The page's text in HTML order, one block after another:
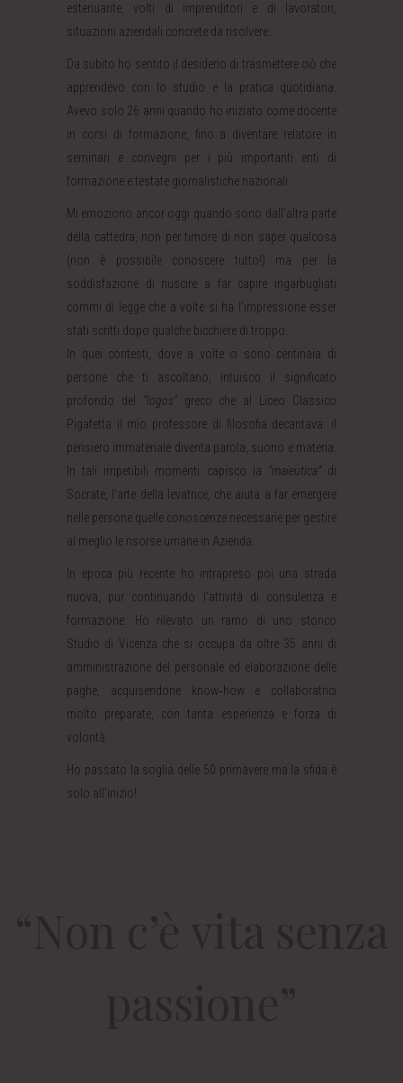
estenuante, volti di imprenditori e di lavoratori,
situazioni aziendali concrete da risolvere.
Da subito ho sentito il desiderio di trasmettere ciò che
apprendevo con lo studio e la pratica quotidiana.
Avevo solo 26 anni quando ho iniziato come docente
in corsi di formazione, fino a diventare relatore in
seminari e convegni per i più importanti enti di
formazione e testate giornalistiche nazionali.
Mi emoziono ancor oggi quando sono dall’altra parte
della cattedra, non per timore di non saper qualcosa
(non è possibile conoscere tutto!) ma per la
soddisfazione di riuscire a far capire ingarbugliati
commi di legge che a volte si ha l’impressione esser
stati scritti dopo qualche bicchiere di troppo.
In quei contesti, dove a volte ci sono centinaia di
persone che ti ascoltano, intuisco il significato
profondo del “logos”greco che al Liceo Classico
Pigafetta il mio professore di filosofia decantava: il
pensiero immateriale diventa parola, suono e materia.
In tali irripetibili momenti capisco la “maieutica”di
Socrate, l’arte della levatrice, che aiuta a far emergere
nelle persone quelle conoscenze necessarie per gestire
al meglio le risorse umane in Azienda.
In epoca più recente ho intrapreso poi una strada
nuova, pur continuando l’attività di consulenza e
formazione. Ho rilevato un ramo di uno storico
Studio di Vicenza che si occupa da oltre 35 anni di
amministrazione del personale ed elaborazione delle
paghe, acquisendone know‐how e collaboratrici
molto preparate, con tanta esperienza e forza di
volontà.
Ho passato la soglia delle 50 primavere ma la sfida è
solo all’inizio!